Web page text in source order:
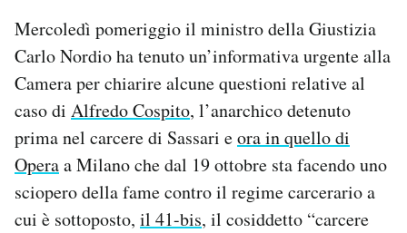
AREA PERSONALE
Area Personale
Newsletter
Notifiche mobile
Hai bisogno di aiuto?
Esci
Mercoledì pomeriggio il ministro della Giustizia
Carlo Nordio ha tenuto un’informativa urgente alla
Camera per chiarire alcune questioni relative al
caso di Alfredo Cospito, l’anarchico detenuto
prima nel carcere di Sassari eora in quello di
Operaa Milano che dal 19 ottobre sta facendo uno
sciopero della fame contro il regime carcerario a
cui è sottoposto, il 41-bis, il cosiddetto “carcere